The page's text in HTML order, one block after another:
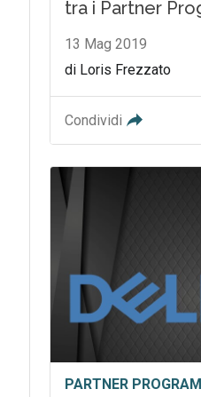
tra i Partner
13 Mag 2019
di Loris Frezzato
Condividi
PARTNER PROGRAM